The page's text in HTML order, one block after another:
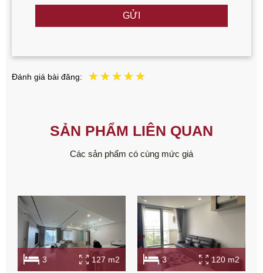
GỬI
Đánh giá bài đăng:
SẢN PHẨM LIÊN QUAN
Các sản phẩm có cùng mức giá
3 127 m2 3 120 m2